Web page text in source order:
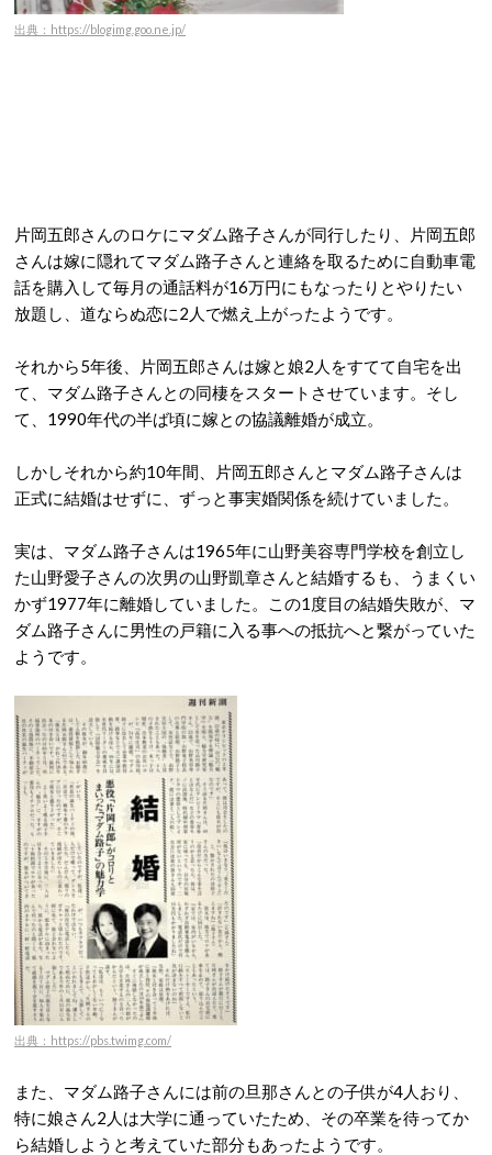
出典：https://blogimg.goo.ne.jp/
片岡五郎さんのロケにマダム路子さんが同行したり、片岡五郎
さんは嫁に隠れてマダム路子さんと連絡を取るために自動車電
話を購入して毎月の通話料が16万円にもなったりとやりたい
放題し、道ならぬ恋に2人で燃え上がったようです。
それから5年後、片岡五郎さんは嫁と娘2人をすてて自宅を出
て、マダム路子さんとの同棲をスタートさせています。そし
て、1990年代の半ば頃に嫁との協議離婚が成立。
しかしそれから約10年間、片岡五郎さんとマダム路子さんは
正式に結婚はせずに、ずっと事実婚関係を続けていました。
実は、マダム路子さんは1965年に山野美容専門学校を創立し
た山野愛子さんの次男の山野凱章さんと結婚するも、うまくい
かず1977年に離婚していました。この1度目の結婚失敗が、マ
ダム路子さんに男性の戸籍に入る事への抵抗へと繋がっていた
ようです。
出典：https://pbs.twimg.com/
また、マダム路子さんには前の旦那さんとの子供が4人おり、
特に娘さん2人は大学に通っていたため、その卒業を待ってか
ら結婚しようと考えていた部分もあったようです。